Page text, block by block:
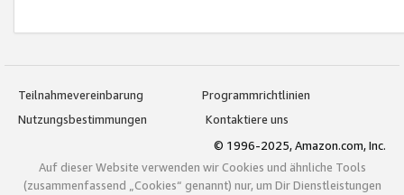
Teilnahmevereinbarung
Programmrichtlinien
Nutzungsbestimmungen
Kontaktiere uns
© 1996-2025, Amazon.com, Inc.
Auf dieser Website verwenden wir Cookies und ähnliche Tools
(zusammenfassend „Cookies“ genannt) nur, um Dir Dienstleistungen